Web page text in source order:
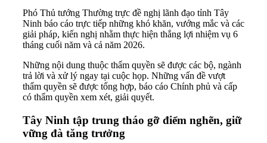
Phó Thủ tướng Thường trực đề nghị lãnh đạo tỉnh Tây
Ninh báo cáo trực tiếp những khó khăn, vướng mắc và các
giải pháp, kiến nghị nhằm thực hiện thắng lợi nhiệm vụ 6
tháng cuối năm và cả năm 2026.
Những nội dung thuộc thẩm quyền sẽ được các bộ, ngành
trả lời và xử lý ngay tại cuộc họp. Những vấn đề vượt
thẩm quyền sẽ được tổng hợp, báo cáo Chính phủ và cấp
có thẩm quyền xem xét, giải quyết.
Tây Ninh tập trung tháo gỡ điểm nghẽn, giữ
vững đà tăng trưởng